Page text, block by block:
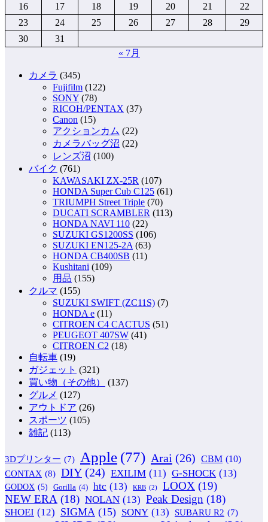
16
17 18 19 20 21
22
23
24 25 26 27 28
29
30
31
« 7月
カメラ (345)
Fujifilm (122)
SONY (78)
RICOH/PENTAX (37)
Canon (15)
アクションカム (22)
カメラバッグ沼 (22)
レンズ沼 (100)
バイク (761)
KAWASAKI ZX-25R (107)
HONDA Super Cub C125 (61)
TRIUMPH Street Triple (70)
DUCATI SCRAMBLER (113)
HONDA NAVI 110 (22)
SUZUKI GS1200SS (106)
SUZUKI EN125-2A (63)
HONDA CB400SB (11)
Kushitani (109)
用品 (155)
クルマ (155)
SUZUKI SWIFT (ZC11S) (7)
HONDA e (11)
CITROEN C4 CACTUS (51)
PEUGEOT 407SW (41)
CITROEN C2 (18)
自転車 (19)
ガジェット (321)
買い物（その他）
(137)
グルメ (127)
アウトドア (26)
スポーツ (105)
雑記 (113)
3Dプリンター (7) Apple (77) Arai (26) CBM (10)
CONTAX (8) DIY (24) EXILIM (11) G-SHOCK (13)
GODOX (5) Gorilla (4) htc (13) KRB (2) LOOX (19)
NEW ERA (18) NOLAN (13) Peak Design (18)
SHOEI (12) SIGMA (15) SONY (13) SUBARU R2 (7)